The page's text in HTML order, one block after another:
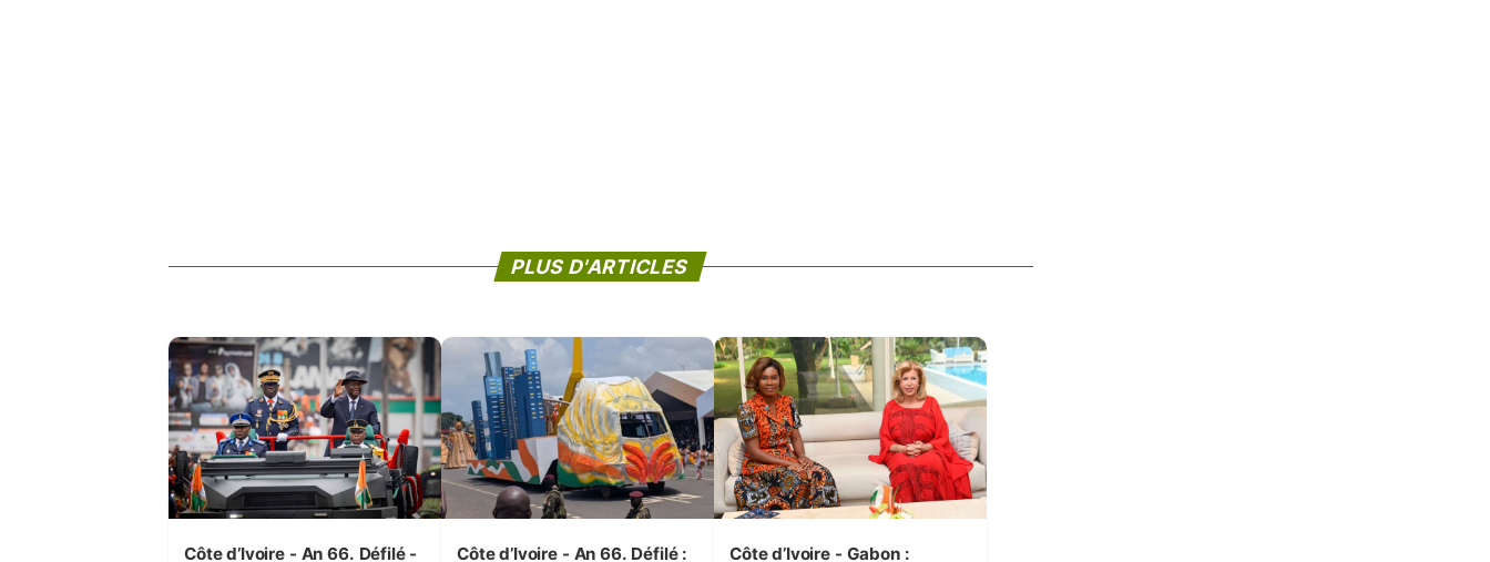
PLUS D'ARTICLES
Côte d’Ivoire - An 66. Défilé - Côte d’Ivoire - An 66. Défilé : Côte d’Ivoire - Gabon :